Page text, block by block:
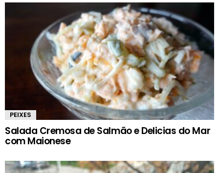
PEIXES
Salada Cremosa de Salmão e Delicias do Mar
com Maionese